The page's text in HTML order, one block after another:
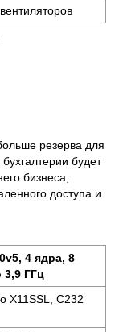
резерва для
будет
бизнеса,
доступа и
4 ядра, 8
3,9 ГГц
X11SSL, C232